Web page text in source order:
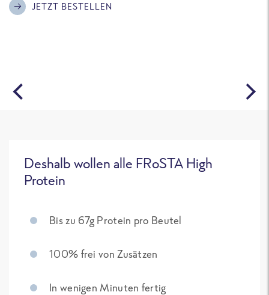
JETZT BESTELLEN
Deshalb wollen alle FRoSTA High
Protein
Bis zu 67g Protein pro Beutel
100% frei von Zusätzen
In wenigen Minuten fertig